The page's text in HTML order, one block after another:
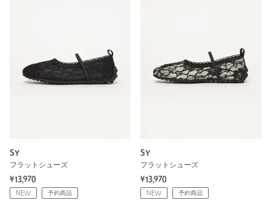
SY
フラットシューズ
¥13,970
NEW 予約商品
SY
フラットシューズ
¥13,970
NEW 予約商品